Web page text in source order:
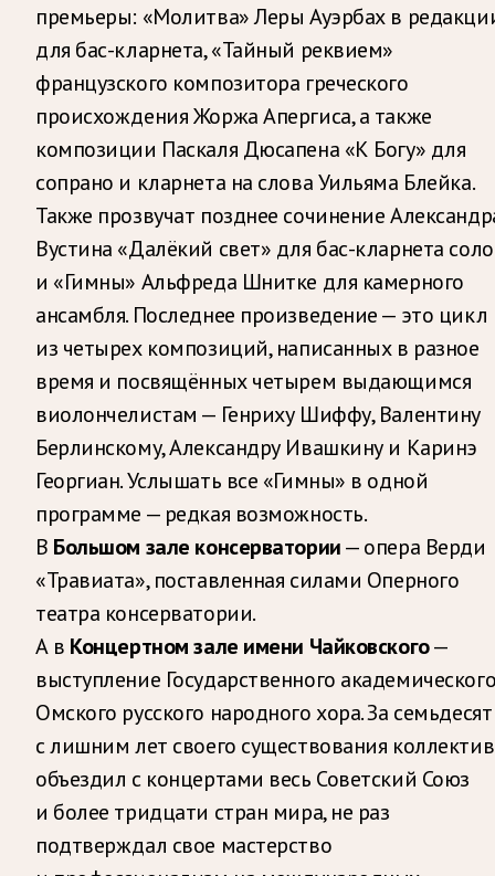
премьеры: «Молитва» Леры Ауэрбах в
для бас-кларнета, «Тайный реквием»
французского композитора греческого
происхождения Жоржа Апергиса, а также
композиции Паскаля Дюсапена «К Богу» для
сопрано и кларнета на слова Уильяма Блейка.
Также прозвучат позднее сочинение
Вустина «Далёкий свет» для бас-кларнета соло
и «Гимны» Альфреда Шнитке для камерного
ансамбля. Последнее произведение — это цикл
из четырех композиций, написанных в разное
время и посвящённых четырем выдающимся
виолончелистам — Генриху Шиффу, Валентину
Берлинскому, Александру Ивашкину и Каринэ
Георгиан. Услышать все «Гимны» в одной
программе — редкая возможность.
В Большом зале консерватории— опера Верди
«Травиата», поставленная силами Оперного
театра консерватории.
А в Концертном зале имени Чайковского—
выступление Государственного
Омского русского народного хора. За семьдесят
с лишним лет своего существования коллектив
объездил с концертами весь Советский Союз
и более тридцати стран мира, не раз
подтверждал свое мастерство